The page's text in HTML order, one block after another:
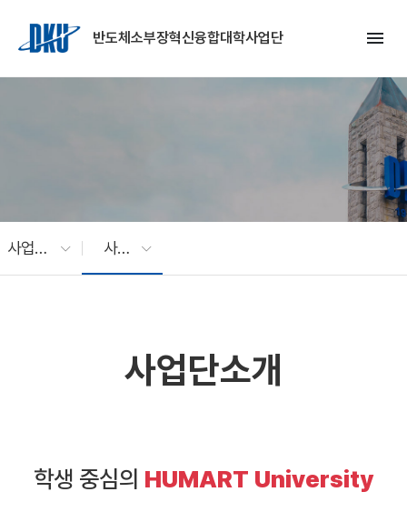
반도체소부장혁신융합대학사업단
menu
사업소개 사업단소개
사업단소개
학생 중심의 HUMART University